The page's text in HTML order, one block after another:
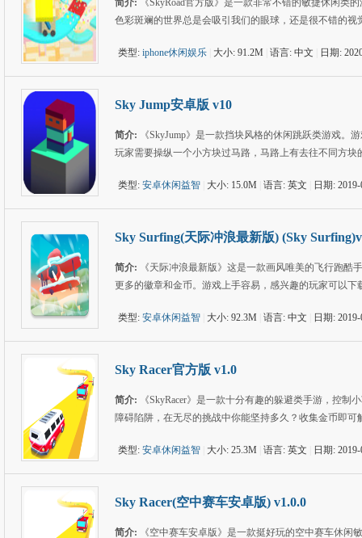
简介:
《SkyRoad官方版》是一款非常不错的敏捷休闲
色彩斑斓的世界总是会吸引我们的眼球，还是很不错的
类型: iphone休闲娱乐 大小: 91.2M 语言: 中文 日期:
Sky Jump安卓版 v10
简介:
《SkyJump》是一款挡块风格的休闲跳跃类游戏
玩家需要操纵一个小方块过马路，马路上有去往不同方
类型: 安卓休闲益智 大小: 15.0M 语言: 英文 日期:
Sky Surfing(天际冲浪最新版) (Sky
简介:
《天际冲浪最新版》这是一款画风唯美的飞行跑
更多的徽章和金币。游戏上手容易，感兴趣的玩家可以下
类型: 安卓休闲益智 大小: 92.3M 语言: 中文 日期:
Sky Racer官方版 v1.0
简介:
《SkyRacer》是一款十分有趣的躲避类手游，控
障碍陷阱，在无尽的挑战中你能坚持多久？收集金币即
类型: 安卓休闲益智 大小: 25.3M 语言: 英文 日期:
Sky Racer(空中赛车安卓版) v1.0.0
简介: 《空中赛车安卓版》是一款挺好玩的空中赛车休